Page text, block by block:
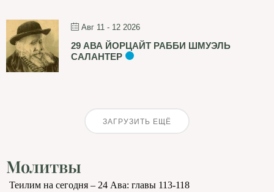
Авг 11 - 12 2026
29 АВА ЙОРЦАЙТ РАББИ ШМУЭЛЬ
САЛАНТЕР
ЗАГРУЗИТЬ ЕЩЁ
Молитвы
Теилим на сегодня – 24 Ава: главы 113-118